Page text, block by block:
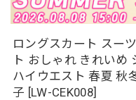
ロングスカート スー
ト おしゃれ きれいめ
ハイウエスト 春夏 秋
子 [LW-CEK008]